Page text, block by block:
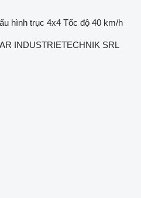
hình trục 4x4 Tốc độ 40 km/h
INDUSTRIETECHNIK SRL